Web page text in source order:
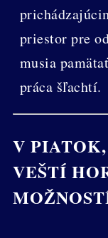
priestor pre
musia
práca šľachtí.
V
VEŠTÍ